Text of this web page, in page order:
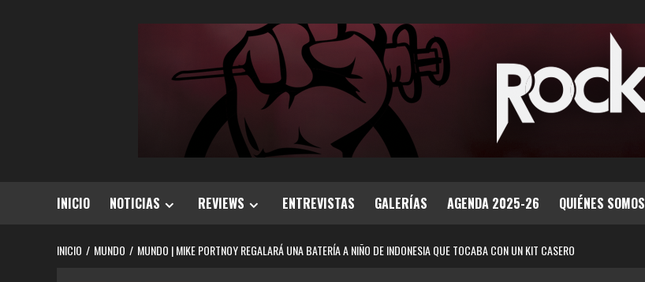
INICIO NOTICIAS REVIEWS ENTREVISTAS GALERÍAS AGENDA 2025-26 QUIÉNES SOMOS
INICIO MUNDO MUNDO | MIKE PORTNOY REGALARÁ UNA BATERÍA A NIÑO DE INDONESIA QUE TOCABA CON UN KIT CASERO